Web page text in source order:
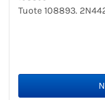
Tuote 108893.